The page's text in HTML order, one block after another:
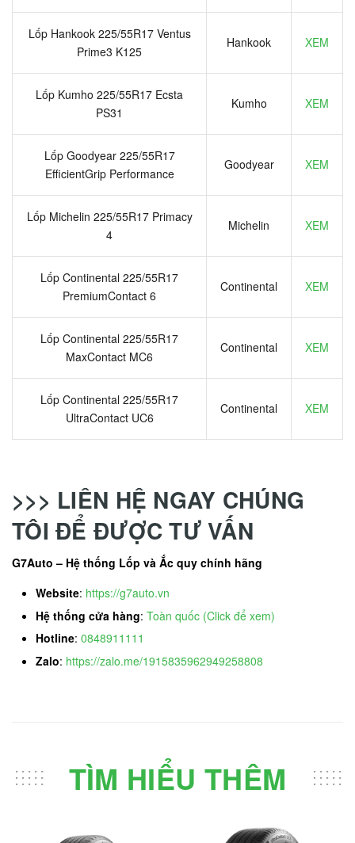
Lốp Hankook 225/55R17 Ventus
Prime3 K125
Hankook XEM
Lốp Kumho 225/55R17 Ecsta
PS31
Kumho XEM
Lốp Goodyear 225/55R17
EfficientGrip Performance
Goodyear XEM
Lốp Michelin 225/55R17 Primacy
4
Michelin XEM
Lốp Continental 225/55R17
PremiumContact 6
Continental XEM
Lốp Continental 225/55R17
MaxContact MC6
Continental XEM
Lốp Continental 225/55R17
UltraContact UC6
Continental XEM
>>> LIÊN HỆ NGAY CHÚNG
TÔI ĐỂ ĐƯỢC TƯ VẤN
G7Auto – Hệ thống Lốp và Ắc quy chính hãng
Website: https://g7auto.vn
Hệ thống cửa hàng: Toàn quốc (Click để xem)
Hotline: 0848911111
Zalo: https://zalo.me/1915835962949258808
TÌM HIỂU THÊM